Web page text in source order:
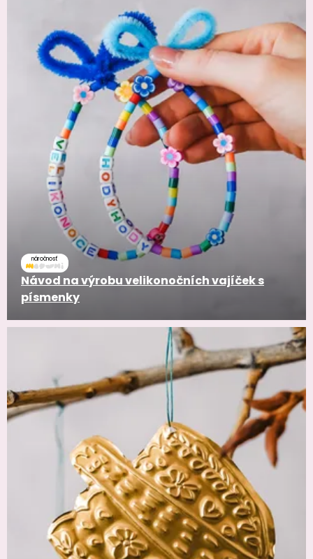
náročnosť
Návod na výrobu velikonočních vajíček s
písmenky